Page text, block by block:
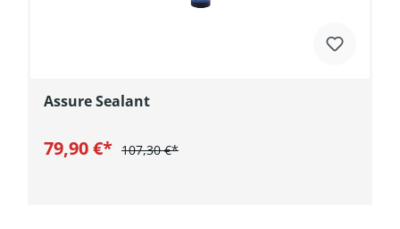
Assure Sealant
79,90 €* 107,30 €*